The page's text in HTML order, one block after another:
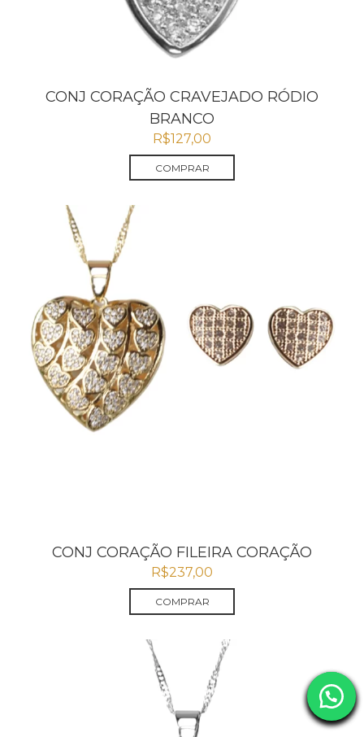
CONJ CORAÇÃO CRAVEJADO RÓDIO
BRANCO
R$127,00
COMPRAR
CONJ CORAÇÃO FILEIRA CORAÇÃO
R$237,00
COMPRAR